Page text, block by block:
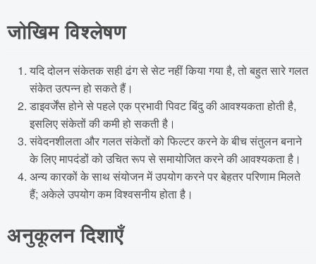
जोखिम विश्लेषण
यदि दोलन संकेतक सही ढंग से सेट नहीं किया गया है, तो बहुत सारे गलत
संकेत उत्पन्न हो सकते हैं।
डाइवर्जेंस होने से पहले एक प्रभावी पिवट बिंदु की आवश्यकता होती है,
इसलिए संकेतों की कमी हो सकती है।
संवेदनशीलता और गलत संकेतों को फिल्टर करने के बीच संतुलन बनाने
के लिए मापदंडों को उचित रूप से समायोजित करने की आवश्यकता है।
अन्य कारकों के साथ संयोजन में उपयोग करने पर बेहतर परिणाम मिलते
हैं; अकेले उपयोग कम विश्वसनीय होता है।
अनुकूलन दिशाएँ